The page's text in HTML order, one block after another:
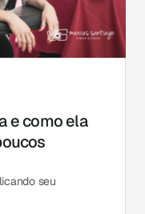
e como ela
seu